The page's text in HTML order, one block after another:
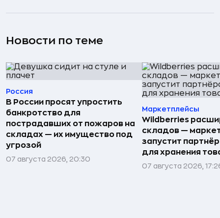
Новости по теме
Россия
В России просят упростить
банкротство для
пострадавших от пожаров на
складах — их имущество под
угрозой
07 августа 2026, 20:30
Маркетплейсы
Wildberries
складов —
запустит
для хранения
07 августа 2026,